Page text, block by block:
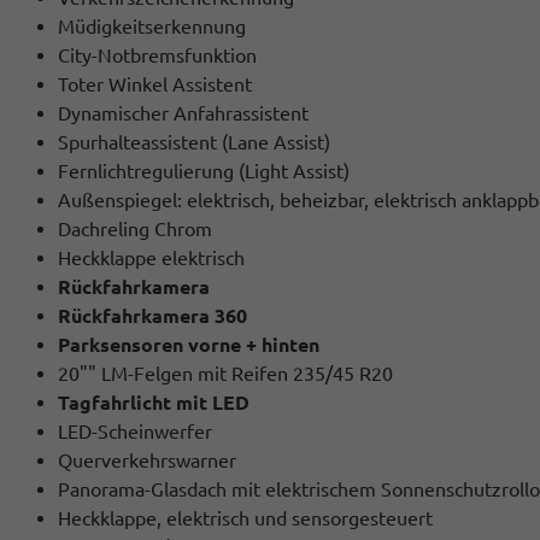
Müdigkeitserkennung
City-Notbremsfunktion
Toter Winkel Assistent
Dynamischer Anfahrassistent
Spurhalteassistent (Lane Assist)
Fernlichtregulierung (Light Assist)
Außenspiegel: elektrisch, beheizbar, elektrisch
Dachreling Chrom
Heckklappe elektrisch
Rückfahrkamera
Rückfahrkamera 360
Parksensoren vorne + hinten
20"" LM-Felgen mit Reifen 235/45 R20
Tagfahrlicht mit LED
LED-Scheinwerfer
Querverkehrswarner
Panorama-Glasdach mit elektrischem Sonnenschutzrollo
Heckklappe, elektrisch und sensorgesteuert